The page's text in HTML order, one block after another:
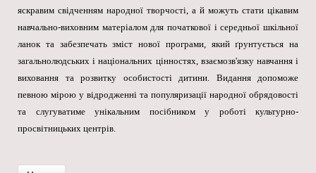
яскравим свідченням народної творчості, а й можуть стати цікавим
навчально-виховним матеріалом для початкової і середньої шкільної
ланок та забезпечать зміст нової програми, який ґрунтується на
загальнолюдських і національних цінностях, взаємозв'язку навчання і
виховання та розвитку особистості дитини. Видання допоможе
певною мірою у відродженні та популяризації народної обрядовості
та слугуватиме унікальним посібником у роботі культурно-
просвітницьких центрів.